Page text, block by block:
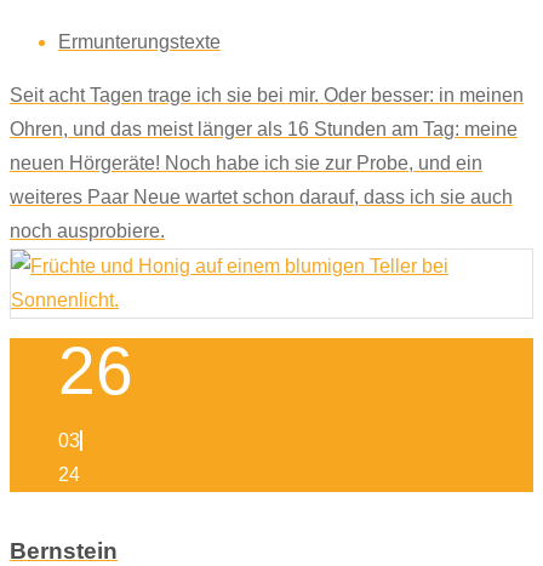
Ermunterungstexte
Seit acht Tagen trage ich sie bei mir. Oder besser: in meinen
Ohren, und das meist länger als 16 Stunden am Tag: meine
neuen Hörgeräte! Noch habe ich sie zur Probe, und ein
weiteres Paar Neue wartet schon darauf, dass ich sie auch
noch ausprobiere.
26
03
24
Bernstein